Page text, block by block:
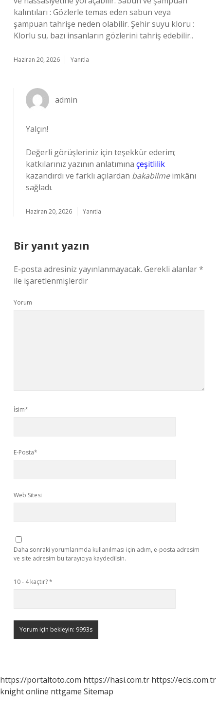
kalıntıları : Gözlerle temas eden sabun veya
şampuan tahrişe neden olabilir. Şehir suyu kloru :
Klorlu su, bazı insanların gözlerini tahriş edebilir..
Haziran 20, 2026 Yanıtla
admin
Yalçın!
Değerli görüşleriniz için teşekkür ederim;
katkılarınız yazının anlatımına çeşitlilik
kazandırdı ve farklı açılardan bakabilmeimkânı
sağladı.
Haziran 20, 2026 Yanıtla
Bir yanıt yazın
E-posta adresiniz yayınlanmayacak. Gerekli alanlar*
ile işaretlenmişlerdir
Yorum
İsim*
E-Posta*
Web Sitesi
Daha sonraki yorumlarımda kullanılması için adım, e-posta adresim
ve site adresim bu tarayıcıya kaydedilsin.
10 - 4 kaçtır?*
https://portaltoto.com https://hasi.com.tr https://ecis.com.tr
knight online nttgame Sitemap